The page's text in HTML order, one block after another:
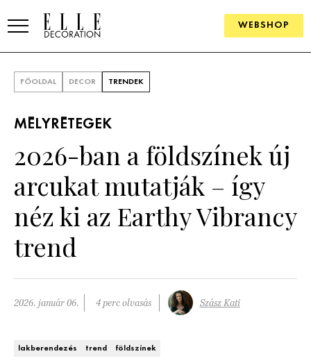
WEBSHOP
SZOBÁK
Konyha
Fürdőszoba
Nappali
ÖTLETEK
FŐOLDAL DECOR TRENDEK
MÉLYRÉTEGEK
2026-ban a földszínek új
arcukat mutatják – így
néz ki az Earthy Vibrancy
trend
2026. január 06. 4 perc olvasás Szász Kati
lakberendezés trend földszínek